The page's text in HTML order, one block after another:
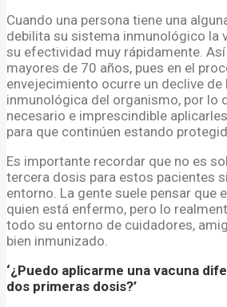
Cuando una persona tiene una
debilita su sistema inmunológico la
su efectividad muy rápidamente.
mayores de 70 años, pues en el
envejecimiento ocurre un declive de
inmunológica del organismo, por lo
necesario e imprescindible
para que continúen estando
Es importante recordar que no es
tercera dosis para estos pacientes
entorno. La gente suele pensar que
quien está enfermo, pero lo
todo su entorno de cuidadores,
bien inmunizado.
‘¿Puedo aplicarme una vacuna
dos primeras dosis?’